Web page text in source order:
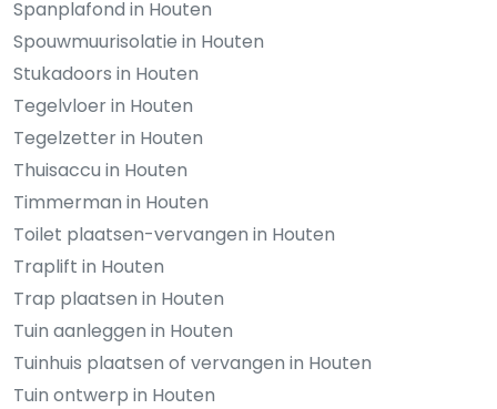
Spanplafond in Houten
Spouwmuurisolatie in Houten
Stukadoors in Houten
Tegelvloer in Houten
Tegelzetter in Houten
Thuisaccu in Houten
Timmerman in Houten
Toilet plaatsen-vervangen in Houten
Traplift in Houten
Trap plaatsen in Houten
Tuin aanleggen in Houten
Tuinhuis plaatsen of vervangen in Houten
Tuin ontwerp in Houten